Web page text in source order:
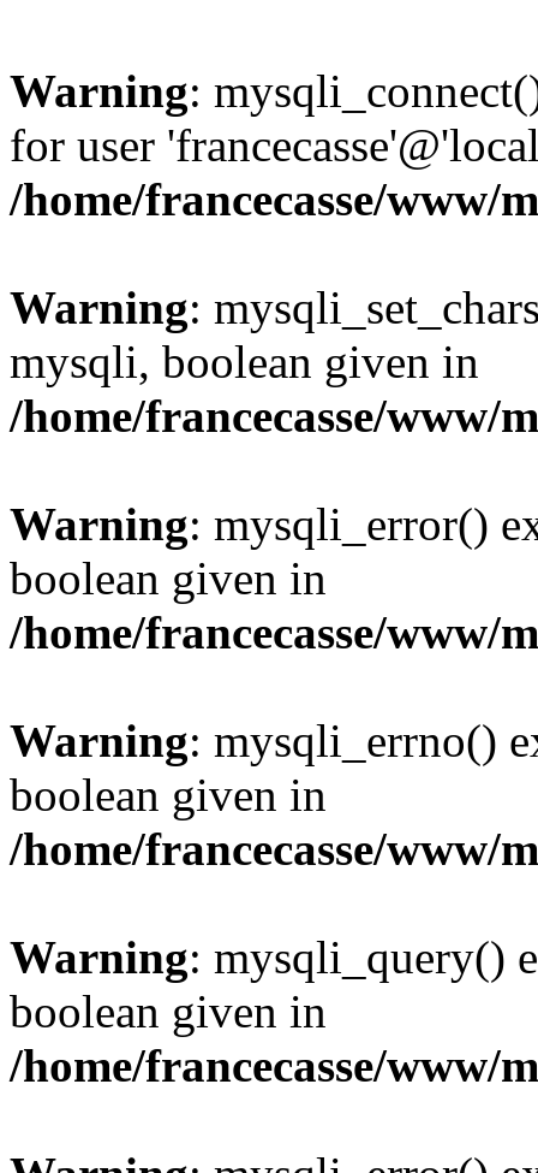
Warning:
for user
/home/francecasse/www/
Warning:
mysqli, boolean given in
/home/francecasse/www/
Warning: mysqli_error()
boolean given in
/home/francecasse/www/
Warning: mysqli_errno()
boolean given in
/home/francecasse/www/
Warning: mysqli_query()
boolean given in
/home/francecasse/www/